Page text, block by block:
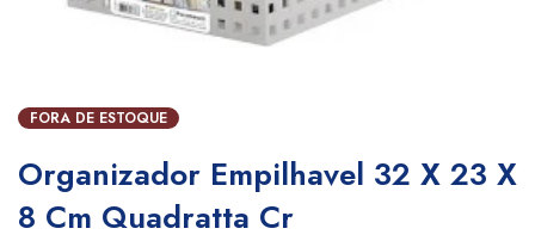
FORA DE ESTOQUE
Organizador Empilhavel 32 X 23 X
8 Cm Quadratta Cr